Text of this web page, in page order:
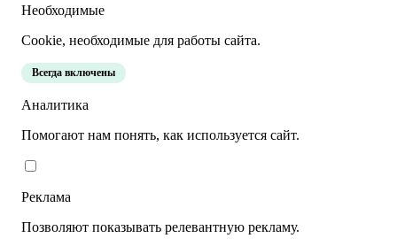
Необходимые
Cookie, необходимые для работы сайта.
Всегда включены
Аналитика
Помогают нам понять, как используется сайт.
Реклама
Позволяют показывать релевантную рекламу.